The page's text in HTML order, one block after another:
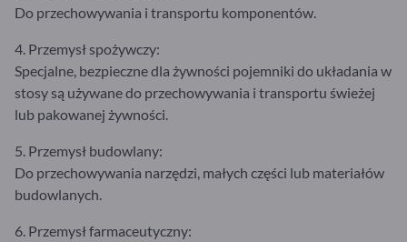
Do przechowywania i transportu komponentów.
4. Przemysł spożywczy:
Specjalne, bezpieczne dla żywności pojemniki do układania w
stosy są używane do przechowywania i transportu świeżej
lub pakowanej żywności.
5. Przemysł budowlany:
Do przechowywania narzędzi, małych części lub materiałów
budowlanych.
6. Przemysł farmaceutyczny: